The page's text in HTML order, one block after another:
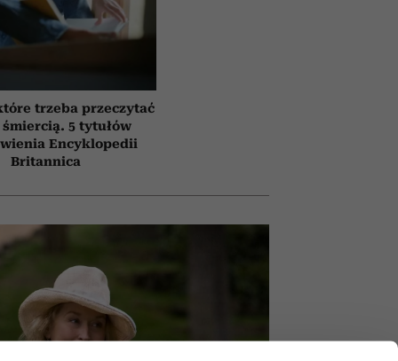
trzeba przeczytać
5 tytułów
Encyklopedii
Britannica